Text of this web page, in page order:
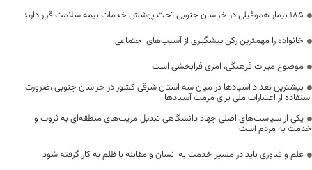
۱۸۵ بیمار هموفیلی در خراسان جنوبی تحت پوشش خدمات بیمه سلامت قرار دارند
خانواده را مهمترین رکن پیشگیری از آسیب‌های اجتماعی
موضوع میراث فرهنگی، امری فرابخشی است
بیشترین تعداد آسبادها در میان سه استان شرقی کشور در خراسان جنوبی ،ضرورت
استفاده از اعتبارات ملی برای مرمت آسبادها
یکی از سیاست‌های اصلی جهاد دانشگاهی تبدیل مزیت‌های منطقه‌ای به ثروت و
خدمت به مردم است
علم و فناوری باید در مسیر خدمت به انسان و مقابله با ظلم به کار گرفته شود